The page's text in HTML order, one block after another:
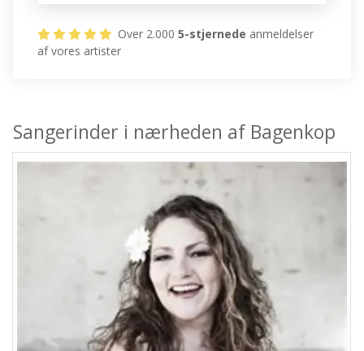
Over 2.0005-stjernede anmeldelser
af vores artister
Sangerinder i nærheden af Bagenkop